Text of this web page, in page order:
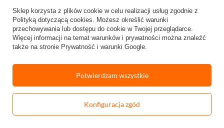
WSZYSTKIE FILTRY
Krętlik Strong Jaxon6
5,10 zł
Sklep korzysta z plików cookie w celu realizacji usług zgodnie z
Polityką dotyczącą cookies. Możesz określić warunki
przechowywania lub dostępu do cookie w Twojej przeglądarce.
Więcej informacji na temat warunków i prywatności można znaleźć
także na stronie Prywatność i warunki Google.
Konfiguracja zgód
Potwierdzam wszystkie